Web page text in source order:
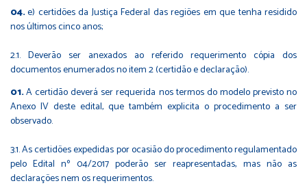
e) certidões da Justiça Federal das regiões em que tenha residido
nos últimos cinco anos;
2.1. Deverão ser anexados ao referido requerimento cópia dos
documentos enumerados no item 2 (certidão e declaração).
A certidão deverá ser requerida nos termos do modelo previsto no
Anexo IV deste edital, que também explicita o procedimento a ser
observado.
3.1. As certidões expedidas por ocasião do procedimento regulamentado
pelo Edital nº 04/2017 poderão ser reapresentadas, mas não as
declarações nem os requerimentos.